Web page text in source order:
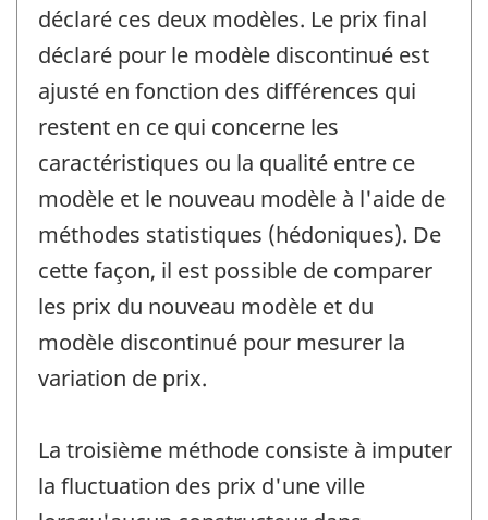
déclaré ces deux modèles. Le prix final
déclaré pour le modèle discontinué est
ajusté en fonction des différences qui
restent en ce qui concerne les
caractéristiques ou la qualité entre ce
modèle et le nouveau modèle à l'aide de
méthodes statistiques (hédoniques). De
cette façon, il est possible de comparer
les prix du nouveau modèle et du
modèle discontinué pour mesurer la
variation de prix.
La troisième méthode consiste à imputer
la fluctuation des prix d'une ville